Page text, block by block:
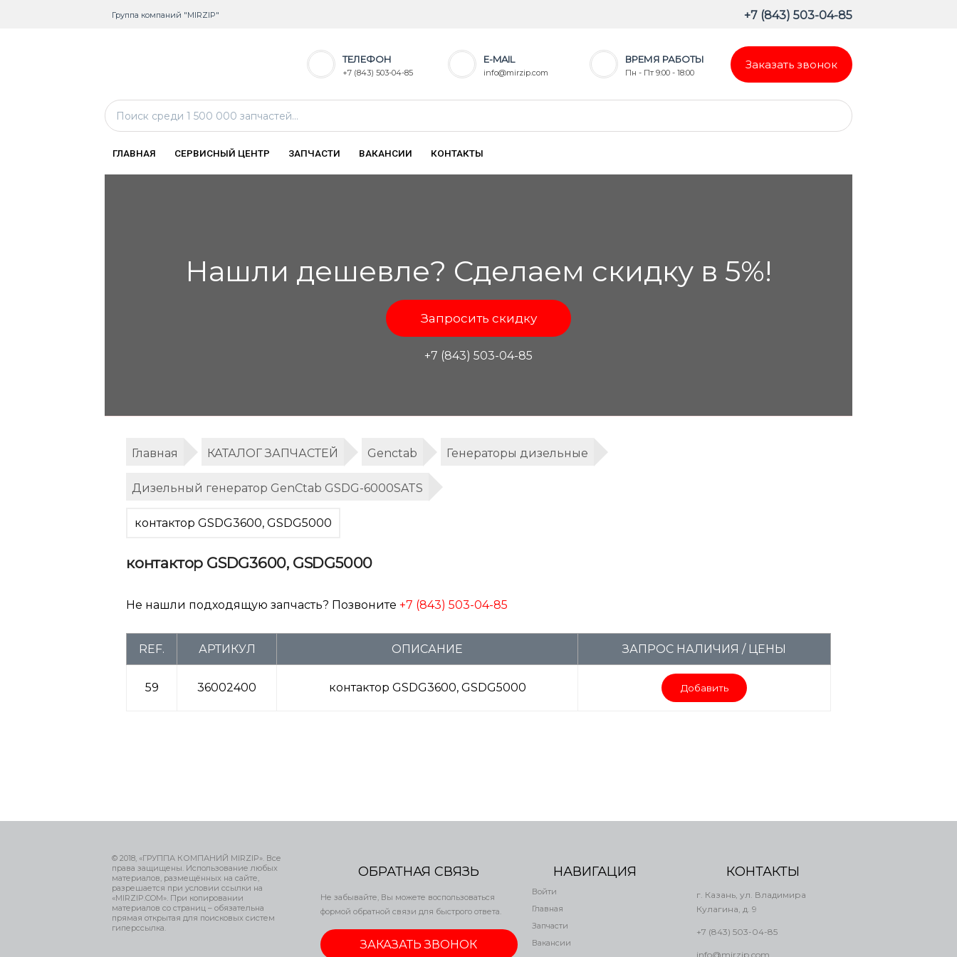
Группа компаний "MIRZIP" +7 (843) 503-04-85
ТЕЛЕФОН
+7 (843) 503-04-85
E-MAIL
info@mirzip.com
ВРЕМЯ РАБОТЫ
Пн - Пт 9:00 - 18:00
Заказать звонок
ГЛАВНАЯ СЕРВИСНЫЙ ЦЕНТР ЗАПЧАСТИ ВАКАНСИИ КОНТАКТЫ
Нашли дешевле? Сделаем скидку в 5%!
Запросить скидку
+7 (843) 503-04-85
Главная КАТАЛОГ ЗАПЧАСТЕЙ Genctab Генераторы дизельные
Дизельный генератор GenCtab GSDG-6000SATS
контактор GSDG3600, GSDG5000
контактор GSDG3600, GSDG5000
Не нашли подходящую запчасть? Позвоните +7 (843) 503-04-85
REF. АРТИКУЛ ОПИСАНИЕ ЗАПРОС НАЛИЧИЯ / ЦЕНЫ
59 36002400 контактор GSDG3600, GSDG5000 Добавить
© 2018, «ГРУППА КОМПАНИЙ MIRZIP». Все
права защищены. Использование любых
материалов, размещённых на сайте,
разрешается при условии ссылки на
«MIRZIP.COM». При копировании
материалов со страниц – обязательна
прямая открытая для поисковых систем
гиперссылка.
ОБРАТНАЯ СВЯЗЬ
Не забывайте, Вы можете воспользоваться
формой обратной связи для быстрого ответа.
ЗАКАЗАТЬ ЗВОНОК
НАВИГАЦИЯ
Войти
Главная
Запчасти
Вакансии
КОНТАКТЫ
г. Казань, ул. Владимира
Кулагина, д. 9
+7 (843) 503-04-85
info@mirzip.com